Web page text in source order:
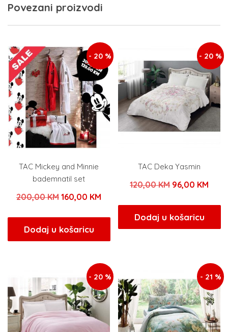
Povezani proizvodi
- 20 %
TAC Mickey and Minnie
bademnatil set
200,00KM Izvorna
bila
je:
160,00 KMTrenutna
160,00 KM.
Dodaj u košaricu
- 20 %
TAC Deka Yasmin
120,00KM Izvorna
bila
je:
96,00 KM
Dodaj u košaricu
- 20 % - 21 %